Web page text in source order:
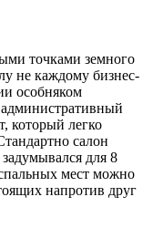
точками земного
не каждому бизнес-
особняком
который легко
салон
для 8
мест можно
напротив друг